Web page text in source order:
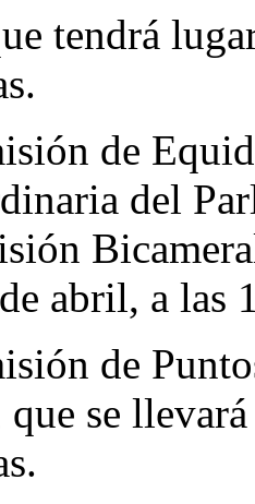
tendrá
de
del
abril, a las
de
se